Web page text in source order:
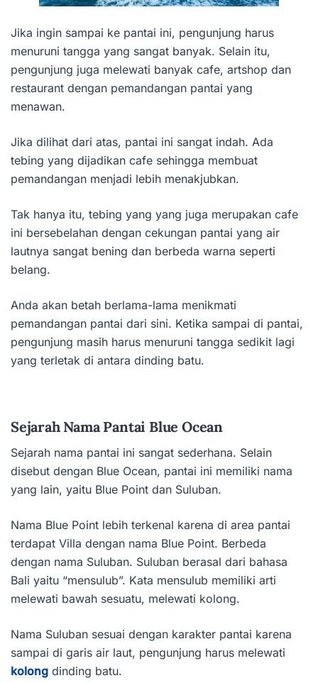
Jika ingin sampai ke pantai ini, pengunjung harus
menuruni tangga yang sangat banyak. Selain itu,
pengunjung juga melewati banyak cafe, artshop dan
restaurant dengan pemandangan pantai yang
menawan.
Jika dilihat dari atas, pantai ini sangat indah. Ada
tebing yang dijadikan cafe sehingga membuat
pemandangan menjadi lebih menakjubkan.
Tak hanya itu, tebing yang yang juga merupakan cafe
ini bersebelahan dengan cekungan pantai yang air
lautnya sangat bening dan berbeda warna seperti
belang.
Anda akan betah berlama-lama menikmati
pemandangan pantai dari sini. Ketika sampai di pantai,
pengunjung masih harus menuruni tangga sedikit lagi
yang terletak di antara dinding batu.
Sejarah Nama Pantai Blue Ocean
Sejarah nama pantai ini sangat sederhana. Selain
disebut dengan Blue Ocean, pantai ini memiliki nama
yang lain, yaitu Blue Point dan Suluban.
Nama Blue Point lebih terkenal karena di area pantai
terdapat Villa dengan nama Blue Point. Berbeda
dengan nama Suluban. Suluban berasal dari bahasa
Bali yaitu “mensulub”. Kata mensulub memiliki arti
melewati bawah sesuatu, melewati kolong.
Nama Suluban sesuai dengan karakter pantai karena
sampai di garis air laut, pengunjung harus melewati
kolong dinding batu.